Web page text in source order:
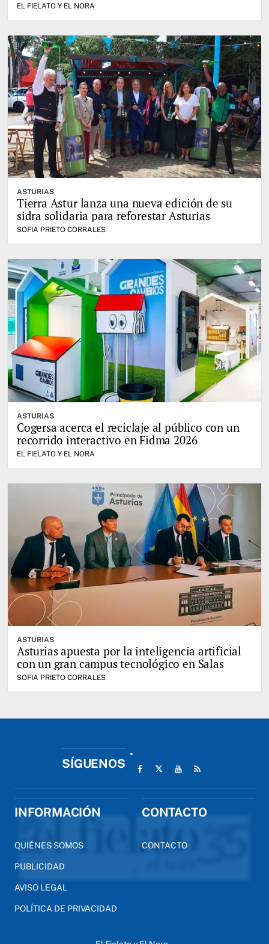
EL FIELATO Y EL NORA
ASTURIAS
Tierra Astur lanza una nueva edición de su
sidra solidaria para reforestar Asturias
SOFIA PRIETO CORRALES
ASTURIAS
Cogersa acerca el reciclaje al público con un
recorrido interactivo en Fidma 2026
EL FIELATO Y EL NORA
ASTURIAS
Asturias apuesta por la inteligencia artificial
con un gran campus tecnológico en Salas
SOFIA PRIETO CORRALES
SÍGUENOS
INFORMACIÓN
QUIÉNES SOMOS
PUBLICIDAD
AVISO LEGAL
POLÍTICA DE PRIVACIDAD
CONTACTO
CONTACTO